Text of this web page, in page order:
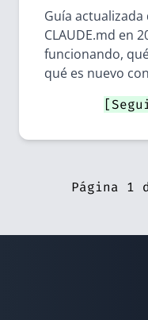
Guía
CLAUDE.md en
funcionando,
qué es nuevo
Página 1